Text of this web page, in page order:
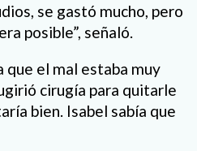
se gastó mucho, pero
posible”, señaló.
que el mal estaba muy
cirugía para quitarle
bien. Isabel sabía que